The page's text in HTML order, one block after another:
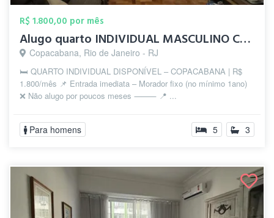
R$ 1.800,00 por mês
Alugo quarto INDIVIDUAL MASCULINO COPACA...
Copacabana, Rio de Janeiro - RJ
🛏️ QUARTO INDIVIDUAL DISPONÍVEL – COPACABANA | R$
1.800/mês 📌 Entrada imediata – Morador fixo (no mínimo 1ano)
❌ Não alugo por poucos meses ⸻ 📍 ...
Para homens 5 3